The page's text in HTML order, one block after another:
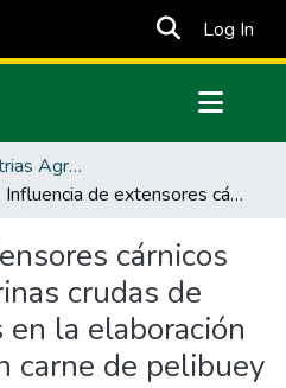
Log In
Facultad de Industrias Agropecuarias y Ciencias Ambientales
Influencia de extensores cárnicos obtenidos de harinas crudas de cereales andinos en la elaboración de mortadela con carne de pelibuey
cárnicos
crudas de
la elaboración
carne de pelibuey